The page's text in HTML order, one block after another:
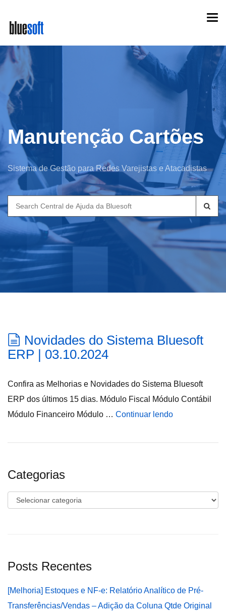
main
content
Manutenção Cartões
Sistema de Gestão para Redes Varejistas e Atacadistas
Search
for:
Novidades do Sistema Bluesoft
ERP | 03.10.2024
Confira as Melhorias e Novidades do Sistema Bluesoft
ERP dos últimos 15 dias. Módulo Fiscal Módulo Contábil
Módulo Financeiro Módulo … Continuar lendo
Categorias
Categorias
Posts Recentes
[Melhoria] Estoques e NF-e: Relatório Analítico de Pré-
Transferências/Vendas – Adição da Coluna Qtde Original